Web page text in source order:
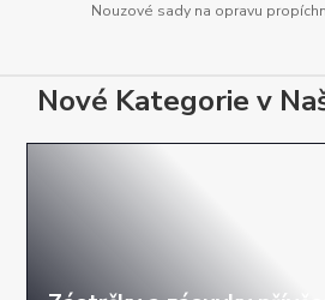
Nouzové sady na opravu
Nové Kategorie v